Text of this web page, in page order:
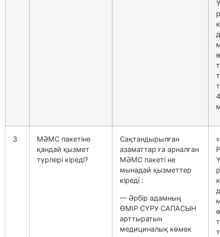
3
МӘМС пакетіне
қандай қызмет
түрлері кіреді?
Сақтандырылған
азаматтар ға арналған
МӘМС пакеті не
мынадай қызметтер
кіреді :
— Әрбір адамның
ӨМІР СҮРУ САПАСЫН
арттыратын
медициналық көмек